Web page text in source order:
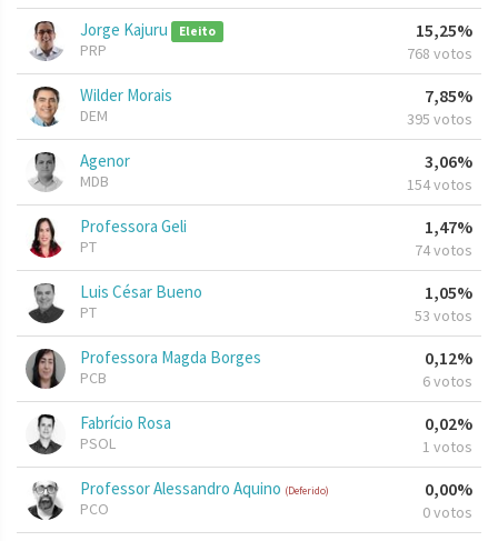
Jorge Kajuru Eleito
PRP
15,25%
768 votos
Wilder Morais
DEM
7,85%
395 votos
Agenor
MDB
3,06%
154 votos
Professora Geli
PT
1,47%
74 votos
Luis César Bueno
PT
1,05%
53 votos
Professora Magda Borges
PCB
0,12%
6 votos
Fabrício Rosa
PSOL
0,02%
1 votos
Professor Alessandro Aquino (Deferido)
PCO
0,00%
0 votos